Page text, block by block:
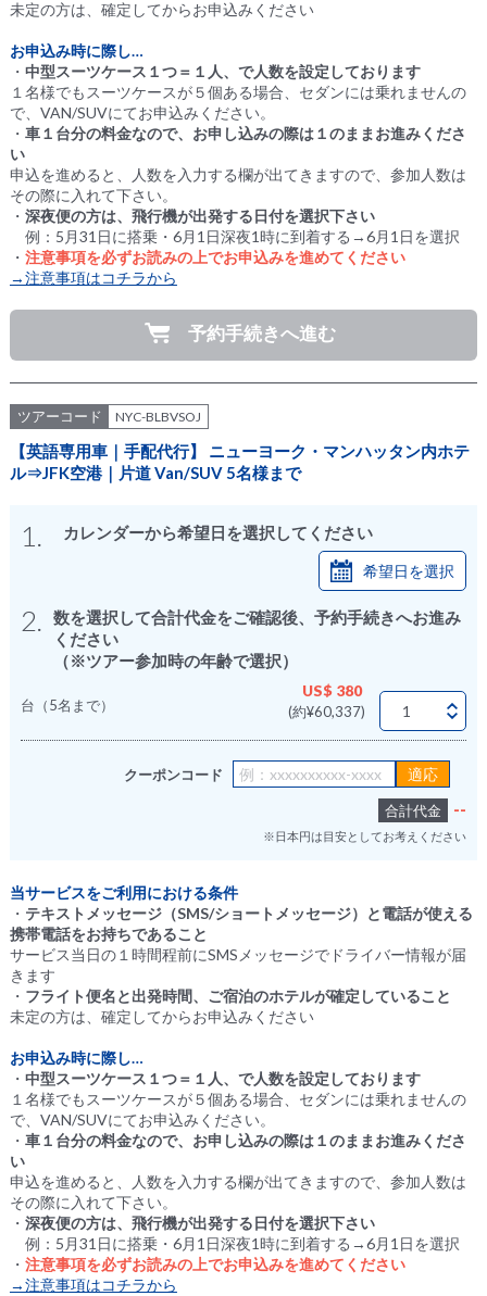
未定の方は、確定してからお申込みください
お申込み時に際し…
・ 中型スーツケース１つ＝１人、で人数を設定しております
１名様でもスーツケースが５個ある場合、セダンには乗れませんの
で、VAN/SUVにてお申込みください。
・ 車１台分の料金なので、お申し込みの際は１のままお進みくださ
い
申込を進めると、人数を入力する欄が出てきますので、参加人数は
その際に入れて下さい。
・ 深夜便の方は、飛行機が出発する日付を選択下さい
例：5月31日に搭乗・6月1日深夜1時に到着する→6月1日を選択
・ 注意事項を必ずお読みの上でお申込みを進めてください
→注意事項はコチラから
予約手続きへ進む
ツアーコード NYC-BLBVSOJ
【英語専用車｜手配代行】 ニューヨーク・マンハッタン内ホテ
ル⇒JFK空港｜片道 Van/SUV 5名様まで
1. カレンダーから希望日を選択してください
希望日を選択
2.
数を選択して合計代金をご確認後、予約手続きへお進み
ください
（※ツアー参加時の年齢で選択）
台（5名まで）
US$ 380
(約¥60,337)
クーポンコード
合計代金 --
※日本円は目安としてお考えください
当サービスをご利用における条件
・ テキストメッセージ（SMS/ショートメッセージ）と電話が使える
携帯電話をお持ちであること
サービス当日の１時間程前にSMSメッセージでドライバー情報が届
きます
・ フライト便名と出発時間、ご宿泊のホテルが確定していること
未定の方は、確定してからお申込みください
お申込み時に際し…
・ 中型スーツケース１つ＝１人、で人数を設定しております
１名様でもスーツケースが５個ある場合、セダンには乗れませんの
で、VAN/SUVにてお申込みください。
・ 車１台分の料金なので、お申し込みの際は１のままお進みくださ
い
申込を進めると、人数を入力する欄が出てきますので、参加人数は
その際に入れて下さい。
・ 深夜便の方は、飛行機が出発する日付を選択下さい
例：5月31日に搭乗・6月1日深夜1時に到着する→6月1日を選択
・ 注意事項を必ずお読みの上でお申込みを進めてください
→注意事項はコチラから